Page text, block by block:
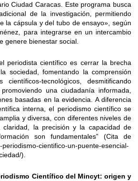
Ciudad Caracas. Este programa busca
de la investigación, permitiendo
la cápsula y del tubo de ensayo», según
para integrarse en un intercambio
genere bienestar social.
periodista científico es cerrar la brecha
sociedad, fomentando la comprensión
tecnológicos, desmitificando
una ciudadanía informada,
basadas en la evidencia. A diferencia
interna, el periodismo científico se
y diversa, con diferentes niveles de
la precisión y la capacidad de
son fundamentales” (Cita de
periodismo-cientifico-un-puente-esencial-
).
Científico del Mincyt: origen y